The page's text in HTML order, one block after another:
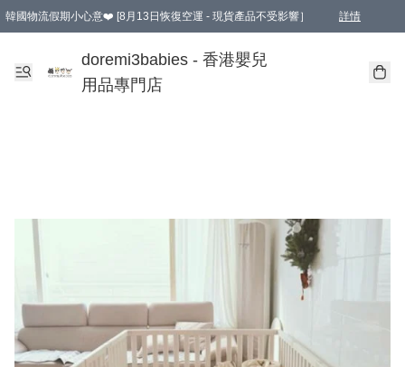
韓國物流假期小心意❤️ [8月13日恢復空運 - 現貨產品不受影響］ 詳情
新會員首張訂單滿$600即享9折優惠！(部份超優惠產品 & 品牌指定價除外)
doremi3babies - 香港嬰兒
用品專門店